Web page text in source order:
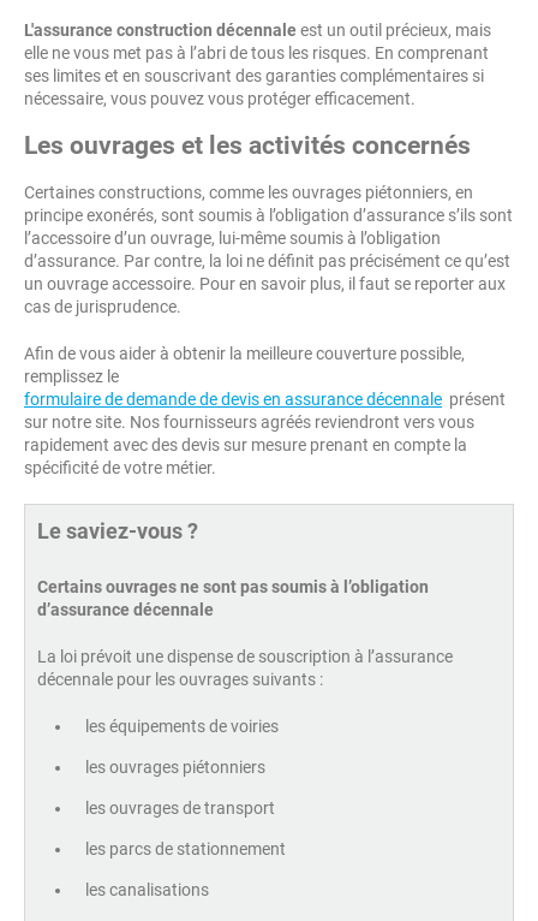
L'assurance construction décennaleest un outil précieux, mais
elle ne vous met pas à l’abri de tous les risques. En comprenant
ses limites et en souscrivant des garanties complémentaires si
nécessaire, vous pouvez vous protéger efficacement.
Les ouvrages et les activités concernés
Certaines constructions, comme les ouvrages piétonniers, en
principe exonérés, sont soumis à l’obligation d’assurance s’ils sont
l’accessoire d’un ouvrage, lui-même soumis à l’obligation
d’assurance. Par contre, la loi ne définit pas précisément ce qu’est
un ouvrage accessoire. Pour en savoir plus, il faut se reporter aux
cas de jurisprudence.
Afin de vous aider à obtenir la meilleure couverture possible,
remplissez le
formulaire de demande de devis en assurance décennale présent
sur notre site. Nos fournisseurs agréés reviendront vers vous
rapidement avec des devis sur mesure prenant en compte la
spécificité de votre métier.
Le saviez-vous ?
Certains ouvrages ne sont pas soumis à l’obligation
d’assurance décennale
La loi prévoit une dispense de souscription à l’assurance
décennale pour les ouvrages suivants :
les équipements de voiries
les ouvrages piétonniers
les ouvrages de transport
les parcs de stationnement
les canalisations